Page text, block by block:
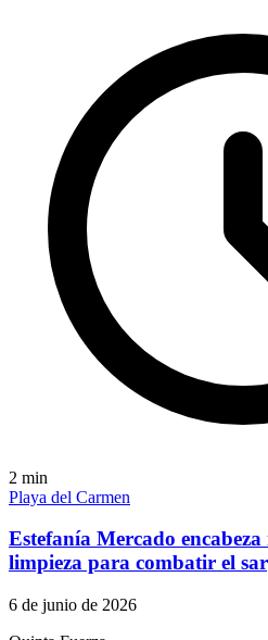
2 min
Playa del Carmen
Estefanía Mercado
limpieza para combatir el
6 de junio de 2026